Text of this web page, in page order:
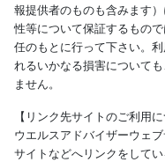
報提供者のものも含みます
性等について保証するもの
任のもとに行って下さい。
れるいかなる損害について
ません。
【リンク先サイトのご利用に
ウエルスアドバイザーウェ
サイトなどへリンクをして